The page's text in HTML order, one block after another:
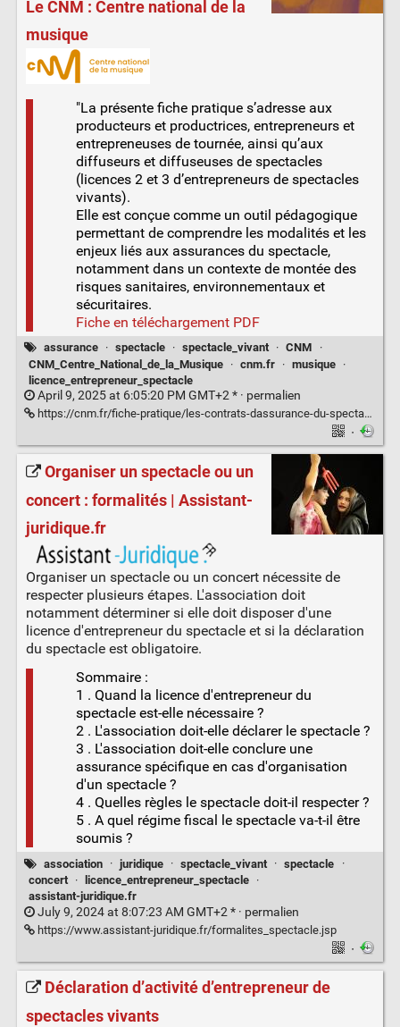
Le CNM : Centre national de la
musique
"La présente fiche pratique s’adresse aux
producteurs et productrices, entrepreneurs et
entrepreneuses de tournée, ainsi qu’aux
diffuseurs et diffuseuses de spectacles
(licences 2 et 3 d’entrepreneurs de spectacles
vivants).
Elle est conçue comme un outil pédagogique
permettant de comprendre les modalités et les
enjeux liés aux assurances du spectacle,
notamment dans un contexte de montée des
risques sanitaires, environnementaux et
sécuritaires.
Fiche en téléchargement PDF
assurance · spectacle · spectacle_vivant · CNM
·
CNM_Centre_National_de_la_Musique
· cnm.fr · musique ·
licence_entrepreneur_spectacle
April 9, 2025 at 6:05:20 PM GMT+2 * · permalien
https://cnm.fr/fiche-pratique/les-contrats-dassurance-du-spectacle-vivant/
·
Organiser un spectacle ou un
concert : formalités | Assistant-
juridique.fr
Organiser un spectacle ou un concert nécessite de
respecter plusieurs étapes. L'association doit
notamment déterminer si elle doit disposer d'une
licence d'entrepreneur du spectacle et si la déclaration
du spectacle est obligatoire.
Sommaire :
1 . Quand la licence d'entrepreneur du
spectacle est-elle nécessaire ?
2 . L'association doit-elle déclarer le spectacle ?
3 . L'association doit-elle conclure une
assurance spécifique en cas d'organisation
d'un spectacle ?
4 . Quelles règles le spectacle doit-il respecter ?
5 . A quel régime fiscal le spectacle va-t-il être
soumis ?
association · juridique · spectacle_vivant · spectacle
·
concert
· licence_entrepreneur_spectacle
·
assistant-juridique.fr
July 9, 2024 at 8:07:23 AM GMT+2 * · permalien
https://www.assistant-juridique.fr/formalites_spectacle.jsp
·
Déclaration d’activité d’entrepreneur de
spectacles vivants